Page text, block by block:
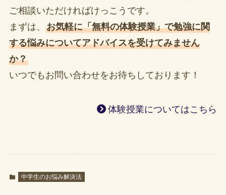
ご相談いただければけっこうです。
まずは、 お気軽に「無料の体験授業」で勉強に関
する悩みについてアドバイスを受けてみません
か？
いつでもお問い合わせをお待ちしております！
体験授業についてはこちら
中学生のお悩み解決法